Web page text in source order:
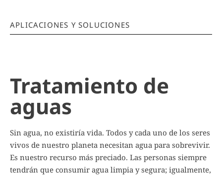
APLICACIONES Y SOLUCIONES
Tratamiento de
aguas
Sin agua, no existiría vida. Todos y cada uno de los seres
vivos de nuestro planeta necesitan agua para sobrevivir.
Es nuestro recurso más preciado. Las personas siempre
tendrán que consumir agua limpia y segura; igualmente,